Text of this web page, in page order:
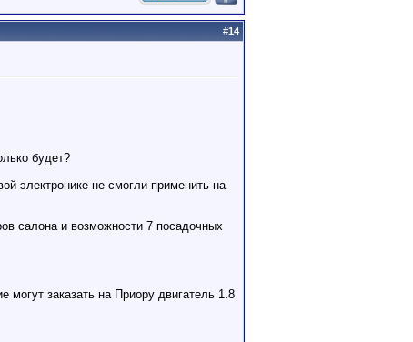
#14
будет?
электронике не смогли применить на
салона и возможности 7 посадочных
заказать на Приору двигатель 1.8